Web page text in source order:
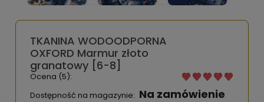
TKANINA WODOODPORNA
OXFORD Marmur złoto
granatowy [6-8]
Ocena (5):
Dostępność na magazynie: Na zamówienie